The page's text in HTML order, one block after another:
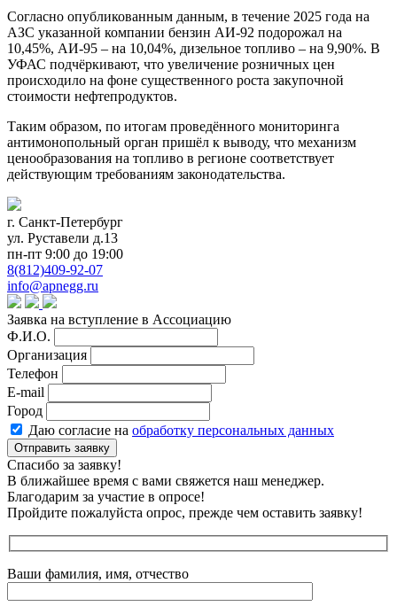
Согласно опубликованным данным, в течение 2025 года на
АЗС указанной компании бензин АИ-92 подорожал на
10,45%, АИ-95 – на 10,04%, дизельное топливо – на 9,90%. В
УФАС подчёркивают, что увеличение розничных цен
происходило на фоне существенного роста закупочной
стоимости нефтепродуктов.
Таким образом, по итогам проведённого мониторинга
антимонопольный орган пришёл к выводу, что механизм
ценообразования на топливо в регионе соответствует
действующим требованиям законодательства.
г. Санкт-Петербург
ул. Руставели д.13
пн-пт 9:00 до 19:00
8(812)409-92-07
info@apnegg.ru
Заявка на вступление в Ассоциацию
Ф.И.О.
Организация
Телефон
E-mail
Город
Даю согласие на обработку персональных данных
Отправить заявку
Спасибо за заявку!
В ближайшее время с вами свяжется наш менеджер.
Благодарим за участие в опросе!
Пройдите пожалуйста опрос, прежде чем оставить заявку!
Ваши фамилия, имя, отчество